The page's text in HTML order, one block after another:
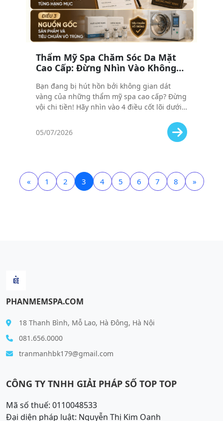
Thẩm Mỹ Spa Chăm Sóc Da Mặt
Cao Cấp: Đừng Nhìn Vào Không
Bạn đang bị hút hồn bởi không gian dát
vàng của những thẩm mỹ spa cao cấp? Đừng
vội chi tiền! Hãy nhìn vào 4 điều cốt lõi dưới
bạn bỏ ra.
05/07/2026
« 1 2 3 4 5 6 7 8 »
PHANMEMSPA.COM
18 Thanh Bình, Mỗ Lao, Hà Đông, Hà Nội
081.656.0000
tranmanhbk179@gmail.com
CÔNG TY TNHH GIẢI PHÁP SỐ TOP TOP
Mã số thuế: 0110048533
Đại diện pháp luật: Nguyễn Thị Kim Oanh